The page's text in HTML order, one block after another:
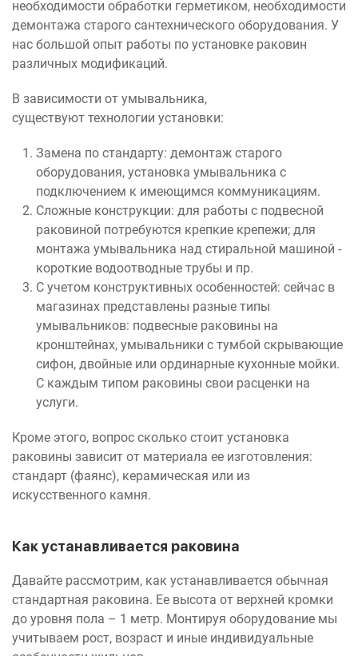
необходимости обработки герметиком, необходимости
демонтажа старого сантехнического оборудования. У
нас большой опыт работы по установке раковин
различных модификаций.
В зависимости от умывальника,
существуют технологии установки:
Замена по стандарту: демонтаж старого
оборудования, установка умывальника с
подключением к имеющимся коммуникациям.
Сложные конструкции: для работы с подвесной
раковиной потребуются крепкие крепежи; для
монтажа умывальника над стиральной машиной -
короткие водоотводные трубы и пр.
С учетом конструктивных особенностей: сейчас в
магазинах представлены разные типы
умывальников: подвесные раковины на
кронштейнах, умывальники с тумбой скрывающие
сифон, двойные или ординарные кухонные мойки.
С каждым типом раковины свои расценки на
услуги.
Кроме этого, вопрос сколько стоит установка
раковины зависит от материала ее изготовления:
стандарт (фаянс), керамическая или из
искусственного камня.
Как устанавливается раковина
Давайте рассмотрим, как устанавливается обычная
стандартная раковина. Ее высота от верхней кромки
до уровня пола – 1 метр. Монтируя оборудование мы
учитываем рост, возраст и иные индивидуальные